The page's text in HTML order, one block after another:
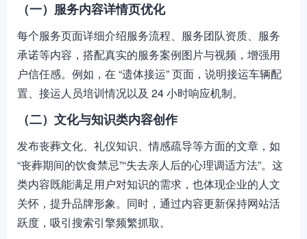
（一）服务内容详情页优化
每个服务页面详细介绍服务流程、服务团队资质、服务
承诺等内容，搭配真实的服务案例图片与视频，增强用
户信任感。例如，在 “遗体接运” 页面，说明接运车辆配
置、接运人员培训情况以及 24 小时响应机制。
（二）文化与知识类内容创作
发布丧葬文化、礼仪知识、情感疏导等方面的文章，如
“丧葬期间的饮食禁忌”“失去亲人后的心理调适方法”。这
类内容既能满足用户对知识的需求，也体现企业的人文
关怀，提升品牌形象。同时，通过内容更新保持网站活
跃度，吸引搜索引擎频繁抓取。